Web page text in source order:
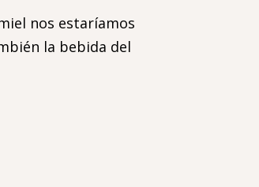
nos estaríamos
la bebida del